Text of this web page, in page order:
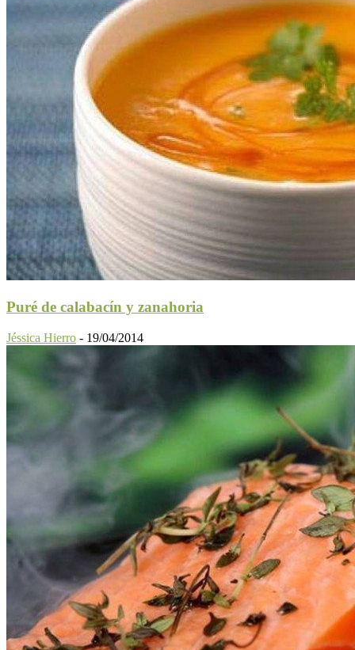
Puré de calabacín y zanahoria
Jéssica Hierro - 19/04/2014